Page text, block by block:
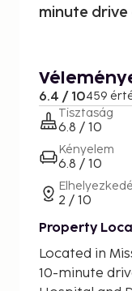
minute drive
6.4 / 10459
Tisztaság
6.8 / 10
Kényelem
6.8 / 10
2 / 10
Property
Located in
10-minute